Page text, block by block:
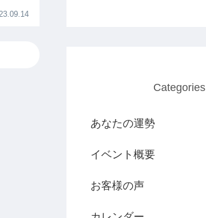
Categories
あなたの運勢
イベント概要
お客様の声